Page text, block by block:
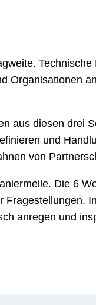
Organisationen
aus diesen drei
und
von
Die 6
anregen und